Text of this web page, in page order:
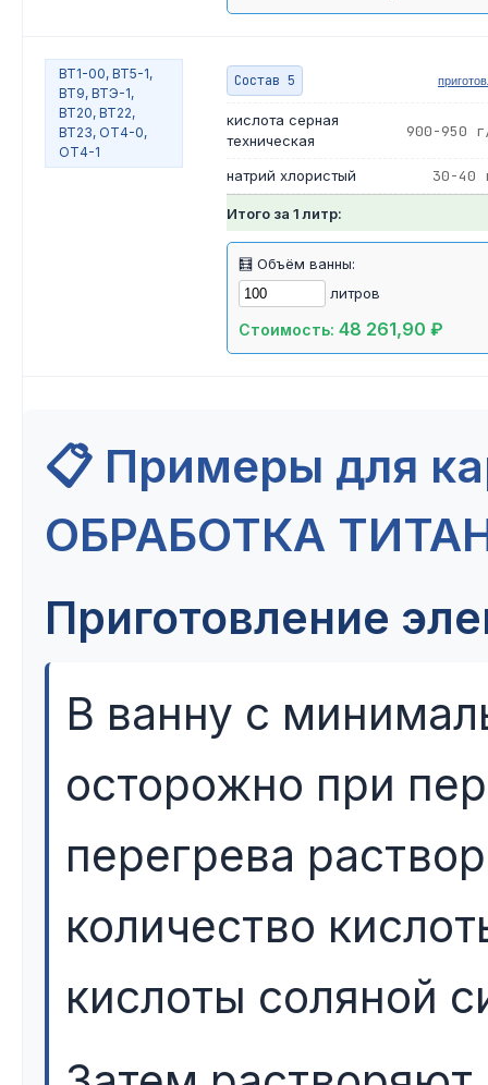
ВТ1-00, ВТ5-1,
ВТ9, ВТЭ-1,
ВТ20, ВТ22,
ВТ23, ОТ4-0,
ОТ4-1
Состав 5
кислота серная
техническая
900-950
натрий хлористый 30-40
Итого за 1 литр:
🧮 Объём ванны:
литров
Стоимость: 48 261,90 ₽
📋 Примеры для
ОБРАБОТКА
Приготовление
В ванну с
осторожно при
перегрева
количество
кислоты соляной